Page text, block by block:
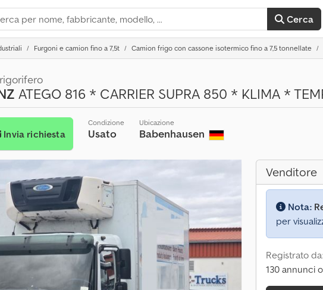
Cerca
Furgoni e camion fino a 7,5t Camion frigo con cassone isotermico fino a 7,5 tonnellate
ATEGO 816 * CARRIER SUPRA 850 * KLIMA *
Invia richiesta
Condizione
Usato
Ubicazione
Babenhausen
Venditore
Nota:
per
Registrato
130 annunci